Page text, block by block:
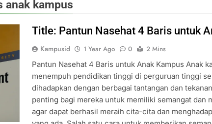
anak kampus
Title: Pantun Nasehat 4 Baris untuk
Kampusid 1 Year Ago 0
2 Mins
Pantun Nasehat 4 Baris untuk Anak Kampus Anak
menempuh pendidikan tinggi di perguruan tinggi
dihadapkan dengan berbagai tantangan dan
penting bagi mereka untuk memiliki semangat dan
agar dapat berhasil meraih cita-cita dan